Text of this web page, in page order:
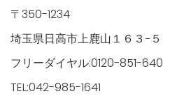
〒350-1234
埼玉県日高市上鹿山１６３−５
フリーダイヤル:0120-851-640
TEL:042-985-1641